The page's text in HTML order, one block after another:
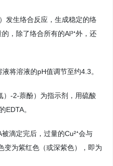
发生络合反应，生成稳定的络
，除了络合所有的Al³⁺外，还
将溶液的pH值调节至约4.3。
）-2-萘酚）为指示剂，用硫酸
EDTA。
滴定完后，过量的Cu²⁺会与
变为紫红色（或深紫色），即为